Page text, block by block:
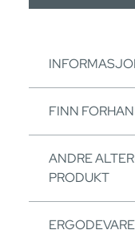
FINN
ANDRE
PRODUKT